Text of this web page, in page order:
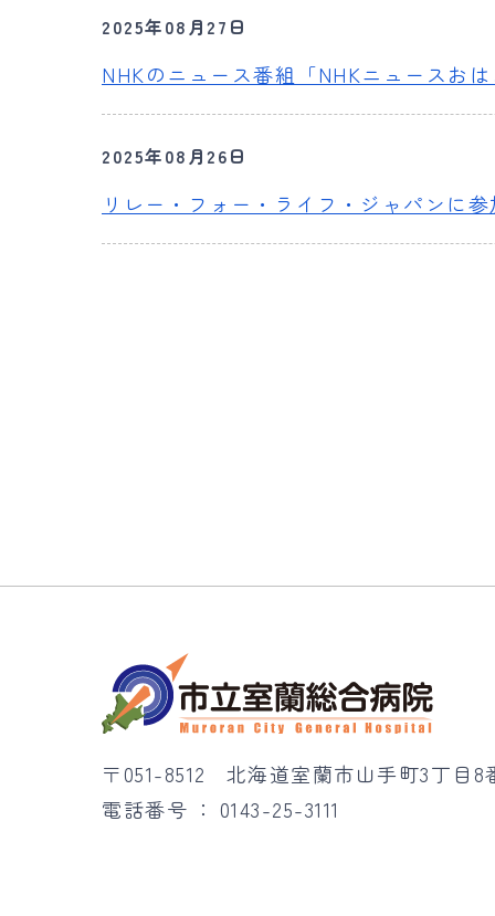
2025年08月27日
NHKのニュース番組「NHKニュースお
2025年08月26日
リレー・フォー・ライフ・ジャパンに
〒051-8512
北海道室蘭市山手町3丁目8
電話番号
0143-25-3111